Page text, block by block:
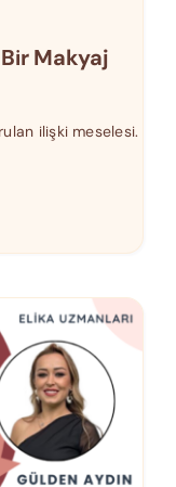
Makyaj
ilişki meselesi.